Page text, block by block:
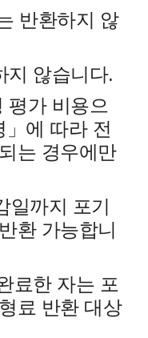
반환하지 않
지 않습니다.
평가 비용으
」에 따라 전
는 경우에만
까지 포기
환 가능합니
료한 자는 포
료 반환 대상